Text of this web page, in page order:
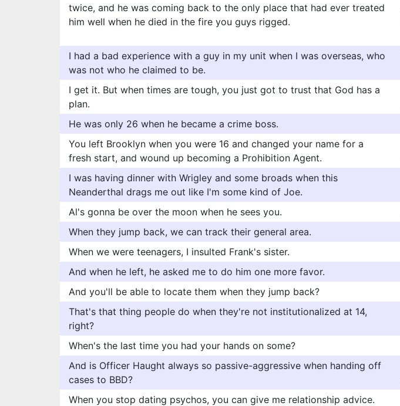
twice, and he was coming back to the only place that had ever treated
him well when he died in the fire you guys rigged.
I had a bad experience with a guy in my unit when I was overseas, who
was not who he claimed to be.
I get it. But when times are tough, you just got to trust that God has a
plan.
He was only 26 when he became a crime boss.
You left Brooklyn when you were 16 and changed your name for a
fresh start, and wound up becoming a Prohibition Agent.
I was having dinner with Wrigley and some broads when this
Neanderthal drags me out like I'm some kind of Joe.
Al's gonna be over the moon when he sees you.
When they jump back, we can track their general area.
When we were teenagers, I insulted Frank's sister.
And when he left, he asked me to do him one more favor.
And you'll be able to locate them when they jump back?
That's that thing people do when they're not institutionalized at 14,
right?
When's the last time you had your hands on some?
And is Officer Haught always so passive-aggressive when handing off
cases to BBD?
When you stop dating psychos, you can give me relationship advice.